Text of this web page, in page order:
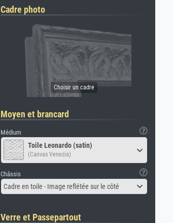
Cadre photo
Moyen et brancard
Médium
Toile Leonardo (satin)
(Canvas Venezia)
Châssis
Cadre en toile - Image reflétée sur le côté
Verre et Passepartout